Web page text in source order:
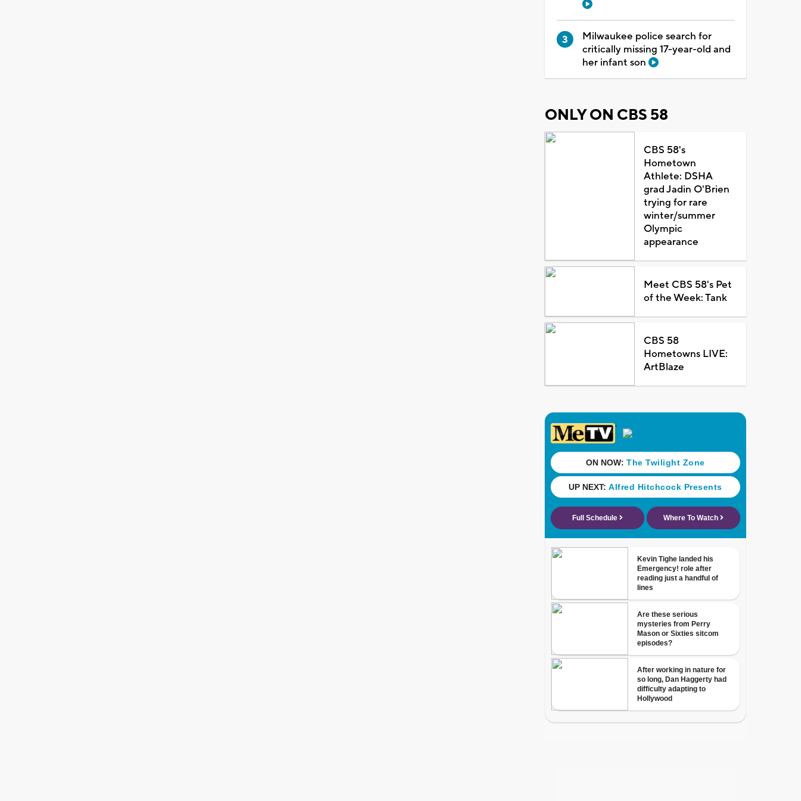
Milwaukee police search for
critically missing 17-year-old and
her infant son
ONLY ON CBS 58
CBS 58's
Hometown
Athlete: DSHA
grad Jadin O'Brien
trying for rare
winter/summer
Olympic
appearance
Meet CBS 58's Pet
of the Week: Tank
CBS 58
Hometowns LIVE:
ArtBlaze